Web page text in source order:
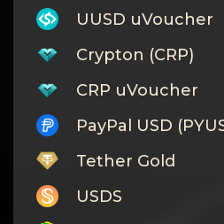
UUSD uVoucher
Crypton (CRP)
CRP uVoucher
PayPal USD
Tether Gold
USDS